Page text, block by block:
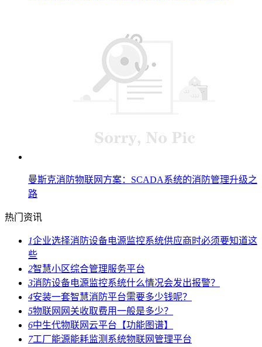
曼斯克消防物联网方案：SCADA系统的消防管理升级之
路
热门资讯
1企业选择消防设备电源监控系统供应商时必须要知道这
些
2智慧小区综合管理服务平台
3消防设备电源监控系统什么情况会发出报警？
4安装一套智慧消防平台需要多少钱呢？
5物联网网关收取费用一般是多少？
6中生代物联网云平台【功能图谱】
7工厂能源能耗监测系统物联网管理平台